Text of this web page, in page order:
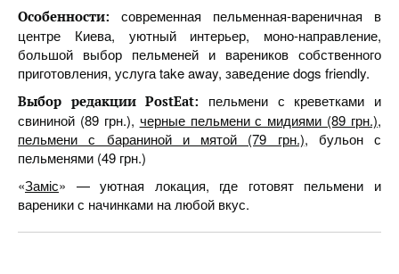
Особенности: современная пельменная-вареничная в
центре Киева, уютный интерьер, моно-направление,
большой выбор пельменей и вареников собственного
приготовления, услуга take away, заведение dogs friendly.
Выбор редакции PostEat: пельмени с креветками и
свининой (89 грн.), черные пельмени с мидиями (89 грн.),
пельмени с бараниной и мятой (79 грн.), бульон с
пельменями (49 грн.)
«Заміс» — уютная локация, где готовят пельмени и
вареники с начинками на любой вкус.